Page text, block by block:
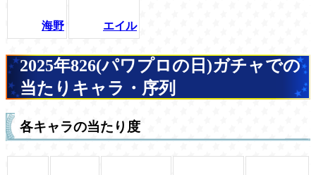
海野 エイル
2025年826(パワプロの日)ガチャでの
当たりキャラ・序列
各キャラの当たり度